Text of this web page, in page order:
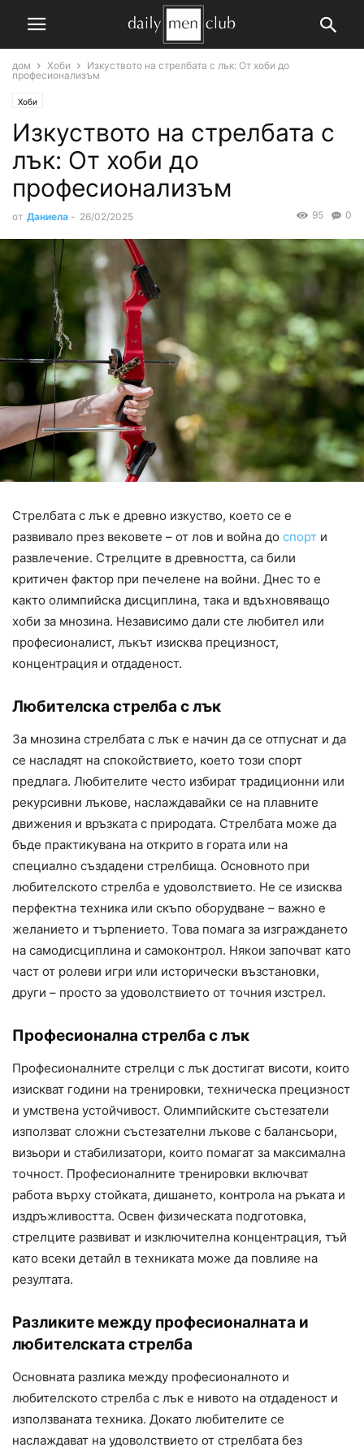
дом Хоби
Изкуството на стрелбата с лък: От хоби до
професионализъм
Хоби
Изкуството на стрелбата с
лък: От хоби до
професионализъм
от Даниела - 26/02/2025 0
95
Стрелбата с лък е древно изкуство, което се е
развивало през вековете – от лов и война до спорт и
развлечение. Стрелците в древността, са били
критичен фактор при печелене на войни. Днес то е
както олимпийска дисциплина, така и вдъхновяващо
хоби за мнозина. Независимо дали сте любител или
професионалист, лъкът изисква прецизност,
концентрация и отдаденост.
Любителска стрелба с лък
За мнозина стрелбата с лък е начин да се отпуснат и да
се насладят на спокойствието, което този спорт
предлага. Любителите често избират традиционни или
рекурсивни лъкове, наслаждавайки се на плавните
движения и връзката с природата. Стрелбата може да
бъде практикувана на открито в гората или на
специално създадени стрелбища. Основното при
любителското стрелба е удоволствието. Не се изисква
перфектна техника или скъпо оборудване – важно е
желанието и търпението. Това помага за изграждането
на самодисциплина и самоконтрол. Някои започват като
част от ролеви игри или исторически възстановки,
други – просто за удоволствието от точния изстрел.
Професионална стрелба с лък
Професионалните стрелци с лък достигат висоти, които
изискват години на тренировки, техническа прецизност
и умствена устойчивост. Олимпийските състезатели
използват сложни състезателни лъкове с балансьори,
визьори и стабилизатори, които помагат за максимална
точност. Професионалните тренировки включват
работа върху стойката, дишането, контрола на ръката и
издръжливостта. Освен физическата подготовка,
стрелците развиват и изключителна концентрация, тъй
като всеки детайл в техниката може да повлияе на
резултата.
Разликите между професионалната и
любителската стрелба
Основната разлика между професионалното и
любителското стрелба с лък е нивото на отдаденост и
използваната техника. Докато любителите се
наслаждават на удоволствието от стрелбата без